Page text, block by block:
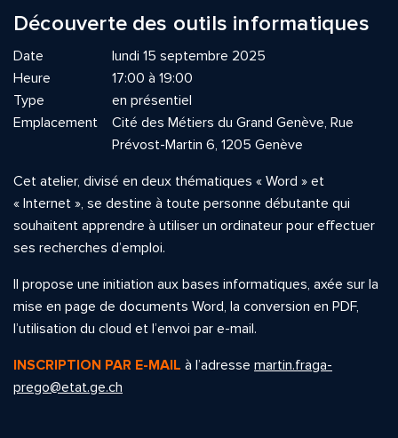
Découverte des outils informatiques
Date
lundi 15 septembre 2025
Heure
17:00 à 19:00
Type
en présentiel
Emplacement
Cité des Métiers du Grand Genève, Rue
Prévost-Martin 6, 1205 Genève
Cet atelier, divisé en deux thématiques « Word » et
« Internet », se destine à toute personne débutante qui
souhaitent apprendre à utiliser un ordinateur pour effectuer
ses recherches d’emploi.
Il propose une initiation aux bases informatiques, axée sur la
mise en page de documents Word, la conversion en PDF,
l’utilisation du cloud et l’envoi par e-mail.
INSCRIPTION PAR E-MAIL à l’adresse martin.fraga-
prego@etat.ge.ch